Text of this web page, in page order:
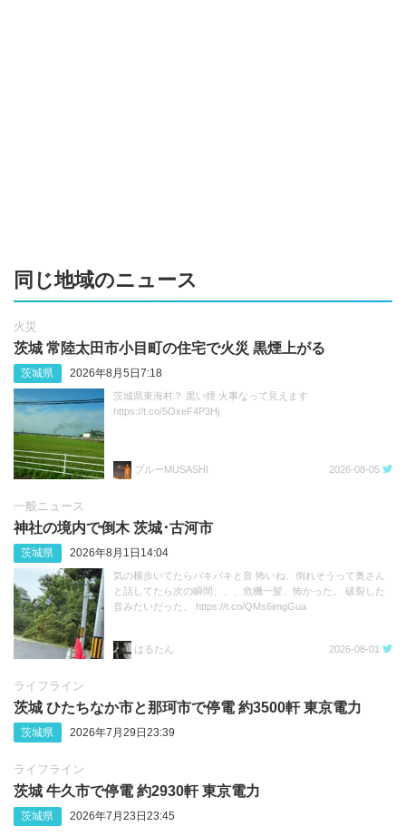
同じ地域のニュース
火災
茨城 常陸太田市小目町の住宅で火災 黒煙上がる
茨城県 2026年8月5日7:18
茨城県東海村？ 黒い煙 火事なって見えます
https://t.co/5OxeF4P3Hj
ブルーMUSASHI 2026-08-05
一般ニュース
神社の境内で倒木 茨城･古河市
茨城県 2026年8月1日14:04
気の横歩いてたらバキバキと音 怖いね、倒れそうって奥さん
と話してたら次の瞬間、、、危機一髪、怖かった。 破裂した
音みたいだった、 https://t.co/QMs6imgGua
はるたん 2026-08-01
ライフライン
茨城 ひたちなか市と那珂市で停電 約3500軒 東京電力
茨城県 2026年7月29日23:39
ライフライン
茨城 牛久市で停電 約2930軒 東京電力
茨城県 2026年7月23日23:45